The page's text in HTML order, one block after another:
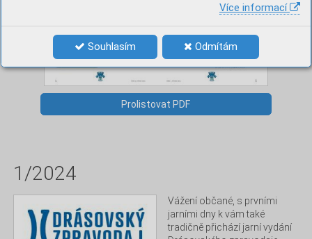
Více informací
Souhlasím Odmítám
Prolistovat PDF
1/2024
Vážení občané, s prvními
jarními dny k vám také
tradičně přichází jarní vydání